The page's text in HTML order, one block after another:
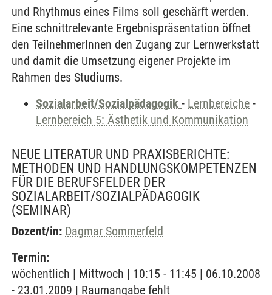
und Rhythmus eines Films soll geschärft werden.
Eine schnittrelevante Ergebnispräsentation öffnet
den TeilnehmerInnen den Zugang zur Lernwerkstatt
und damit die Umsetzung eigener Projekte im
Rahmen des Studiums.
Sozialarbeit/Sozialpädagogik - Lernbereiche -
Lernbereich 5: Ästhetik und Kommunikation
NEUE LITERATUR UND PRAXISBERICHTE:
METHODEN UND HANDLUNGSKOMPETENZEN
FÜR DIE BERUFSFELDER DER
SOZIALARBEIT/SOZIALPÄDAGOGIK
(SEMINAR)
Dozent/in: Dagmar Sommerfeld
Termin:
wöchentlich | Mittwoch | 10:15 - 11:45 | 06.10.2008
- 23.01.2009 | Raumangabe fehlt